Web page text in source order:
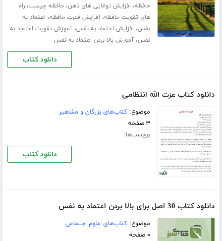
حافظه، افزایش توانایی های ذهن،حافظه چیست،راه
های تقویت حافظه، افزایش قدرت حافظه، اعتماد به
نفس، افزایش اعتماد به نفس،آموزش تقویت اعتماد به
نفس،آموزش بالا بردن اعتماد به نفس
دانلود کتاب
دانلود کتاب عزت الله انتظامی
موضوع:کتاب‌های بزرگان و مشاهیر
۳ صفحه
برچسب‌ها:
دانلود کتاب
دانلود کتاب 30 اصل برای بالا بردن اعتماد به نفس
موضوع:کتاب‌های علوم اجتماعی
۰ صفحه